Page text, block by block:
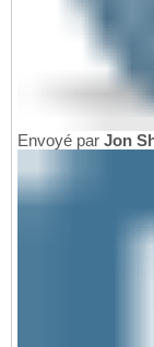
Envoyé par Jon